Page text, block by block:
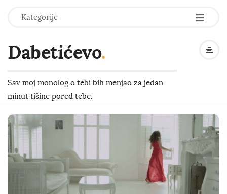
Kategorije -
-
-
Dabetićevo.
Sav moj monolog o tebi bih menjao za jedan
minut tišine pored tebe.